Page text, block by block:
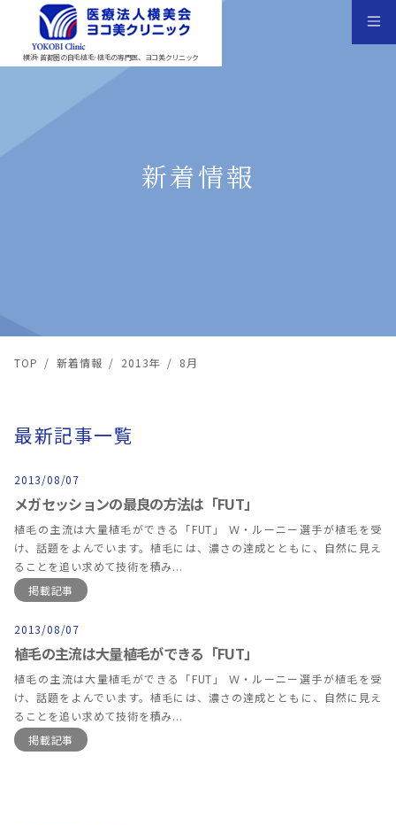
横浜･首都圏の自毛植毛･植毛の専門医、ヨコ美クリニック
新着情報
TOP / 新着情報 / 2013年 / 8月
最新記事一覧
2013/08/07
メガセッションの最良の方法は「FUT」
植毛の主流は大量植毛ができる「FUT」 Ｗ・ルーニー選手が植毛を受
け、話題をよんでいます。植毛には、濃さの達成とともに、自然に見え
ることを追い求めて技術を積み...
掲載記事
2013/08/07
植毛の主流は大量植毛ができる「FUT」
植毛の主流は大量植毛ができる「FUT」 Ｗ・ルーニー選手が植毛を受
け、話題をよんでいます。植毛には、濃さの達成とともに、自然に見え
ることを追い求めて技術を積み...
掲載記事